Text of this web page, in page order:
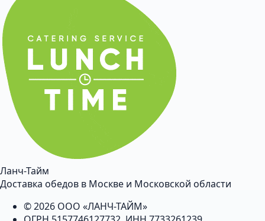
Ланч-Тайм
Доставка обедов в Москве и Московской области
© 2026 ООО «ЛАНЧ-ТАЙМ»